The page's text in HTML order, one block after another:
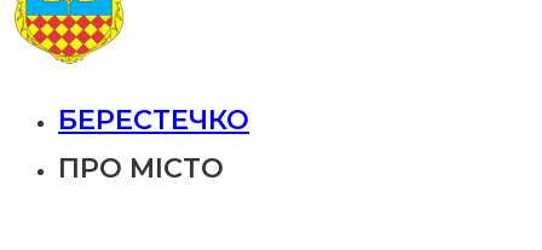
БЕРЕСТЕЧКО
ПРО МІСТО